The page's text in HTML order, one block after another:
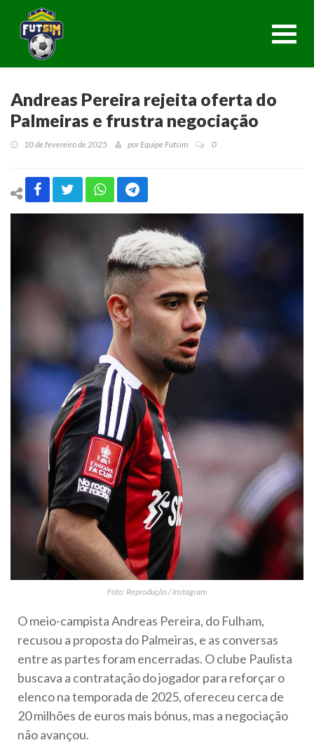
Andreas Pereira rejeita oferta do
Palmeiras e frustra negociação
10 de fevereiro de 2025 por Equipe Futsim 0
Foto: Reprodução / Instagram
O meio-campista Andreas Pereira, do Fulham,
recusou a proposta do Palmeiras, e as conversas
entre as partes foram encerradas. O clube Paulista
buscava a contratação do jogador para reforçar o
elenco na temporada de 2025, ofereceu cerca de
20 milhões de euros mais bónus, mas a negociação
não avançou.